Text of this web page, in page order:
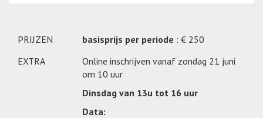
PRIJZEN basisprijs per periode : € 250
EXTRA
Online inschrijven vanaf zondag 21 juni
om 10 uur
Dinsdag van 13u tot 16 uur
Data: